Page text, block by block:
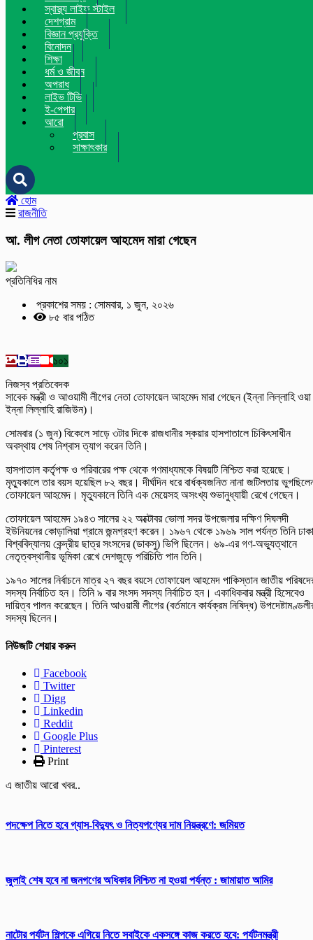
স্বাস্থ্য লাইফ স্টাইল
দেশগ্রাম
বিজ্ঞান প্রযুক্তি
বিনোদন
শিক্ষা
ধর্ম ও জীবন
অপরাধ
লাইভ টিভি
ই-পেপার
আরো
প্রবাস
সাক্ষাৎকার
হোম
রাজনীতি
আ. লীগ নেতা তোফায়েল আহমেদ মারা গেছেন
প্রতিনিধির নাম
প্রকাশের সময় : সোমবার, ১ জুন, ২০২৬
৮৫ বার পঠিত
১০১
নিজস্ব প্রতিবেদক
সাবেক মন্ত্রী ও আওয়ামী লীগের নেতা তোফায়েল আহমেদ মারা গেছেন (ইন্না লিল্লাহি ওয়া
ইন্না লিল্লাহি রাজিউন)।
সোমবার (১ জুন) বিকেলে সাড়ে ৩টার দিকে রাজধানীর স্কয়ার হাসপাতালে চিকিৎসাধীন
অবস্থায় শেষ নিশ্বাস ত্যাগ করেন তিনি।
হাসপাতাল কর্তৃপক্ষ ও পরিবারের পক্ষ থেকে গণমাধ্যমকে বিষয়টি নিশ্চিত করা হয়েছে।
মৃত্যুকালে তার বয়স হয়েছিল ৮২ বছর। দীর্ঘদিন ধরে বার্ধক্যজনিত নানা জটিলতায়
তোফায়েল আহমেদ। মৃত্যুকালে তিনি এক মেয়েসহ অসংখ্য শুভানুধ্যায়ী রেখে গেছেন।
তোফায়েল আহমেদ ১৯৪৩ সালের ২২ অক্টোবর ভোলা সদর উপজেলার দক্ষিণ দিঘলদী
ইউনিয়নের কোড়ালিয়া গ্রামে জন্মগ্রহণ করেন। ১৯৬৭ থেকে ১৯৬৯ সাল পর্যন্ত তিনি ঢাকা
বিশ্ববিদ্যালয় কেন্দ্রীয় ছাত্র সংসদের (ডাকসু) ভিপি ছিলেন। ৬৯-এর গণ-অভ্যুত্থানে
নেতৃত্বস্থানীয় ভূমিকা রেখে দেশজুড়ে পরিচিতি পান তিনি।
১৯৭০ সালের নির্বাচনে মাত্র ২৭ বছর বয়সে তোফায়েল আহমেদ পাকিস্তান জাতীয়
সদস্য নির্বাচিত হন। তিনি ৯ বার সংসদ সদস্য নির্বাচিত হন। একাধিকবার মন্ত্রী হিসেবেও
দায়িত্ব পালন করেছেন। তিনি আওয়ামী লীগের (বর্তমানে কার্যক্রম নিষিদ্ধ)
সদস্য ছিলেন।
নিউজটি শেয়ার করুন
Facebook
Twitter
Digg
Linkedin
Reddit
Google Plus
Pinterest
Print
এ জাতীয় আরো খবর..
পদক্ষেপ নিতে হবে গ্যাস-বিদ্যুৎ ও নিত্যপণ্যের দাম নিয়ন্ত্রণে: জমিয়ত
জুলাই শেষ হবে না জনগণের অধিকার নিশ্চিত না হওয়া পর্যন্ত : জামায়াত আমির
নাটোর পর্যটন শিল্পকে এগিয়ে নিতে সবাইকে একসঙ্গে কাজ করতে হবে: পর্যটনমন্ত্রী